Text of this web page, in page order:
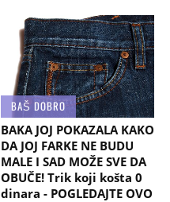
BAŠ DOBRO
BAKA JOJ POKAZALA KAKO
DA JOJ FARKE NE BUDU
MALE I SAD MOŽE SVE DA
OBUČE! Trik koji košta 0
dinara - POGLEDAJTE OVO